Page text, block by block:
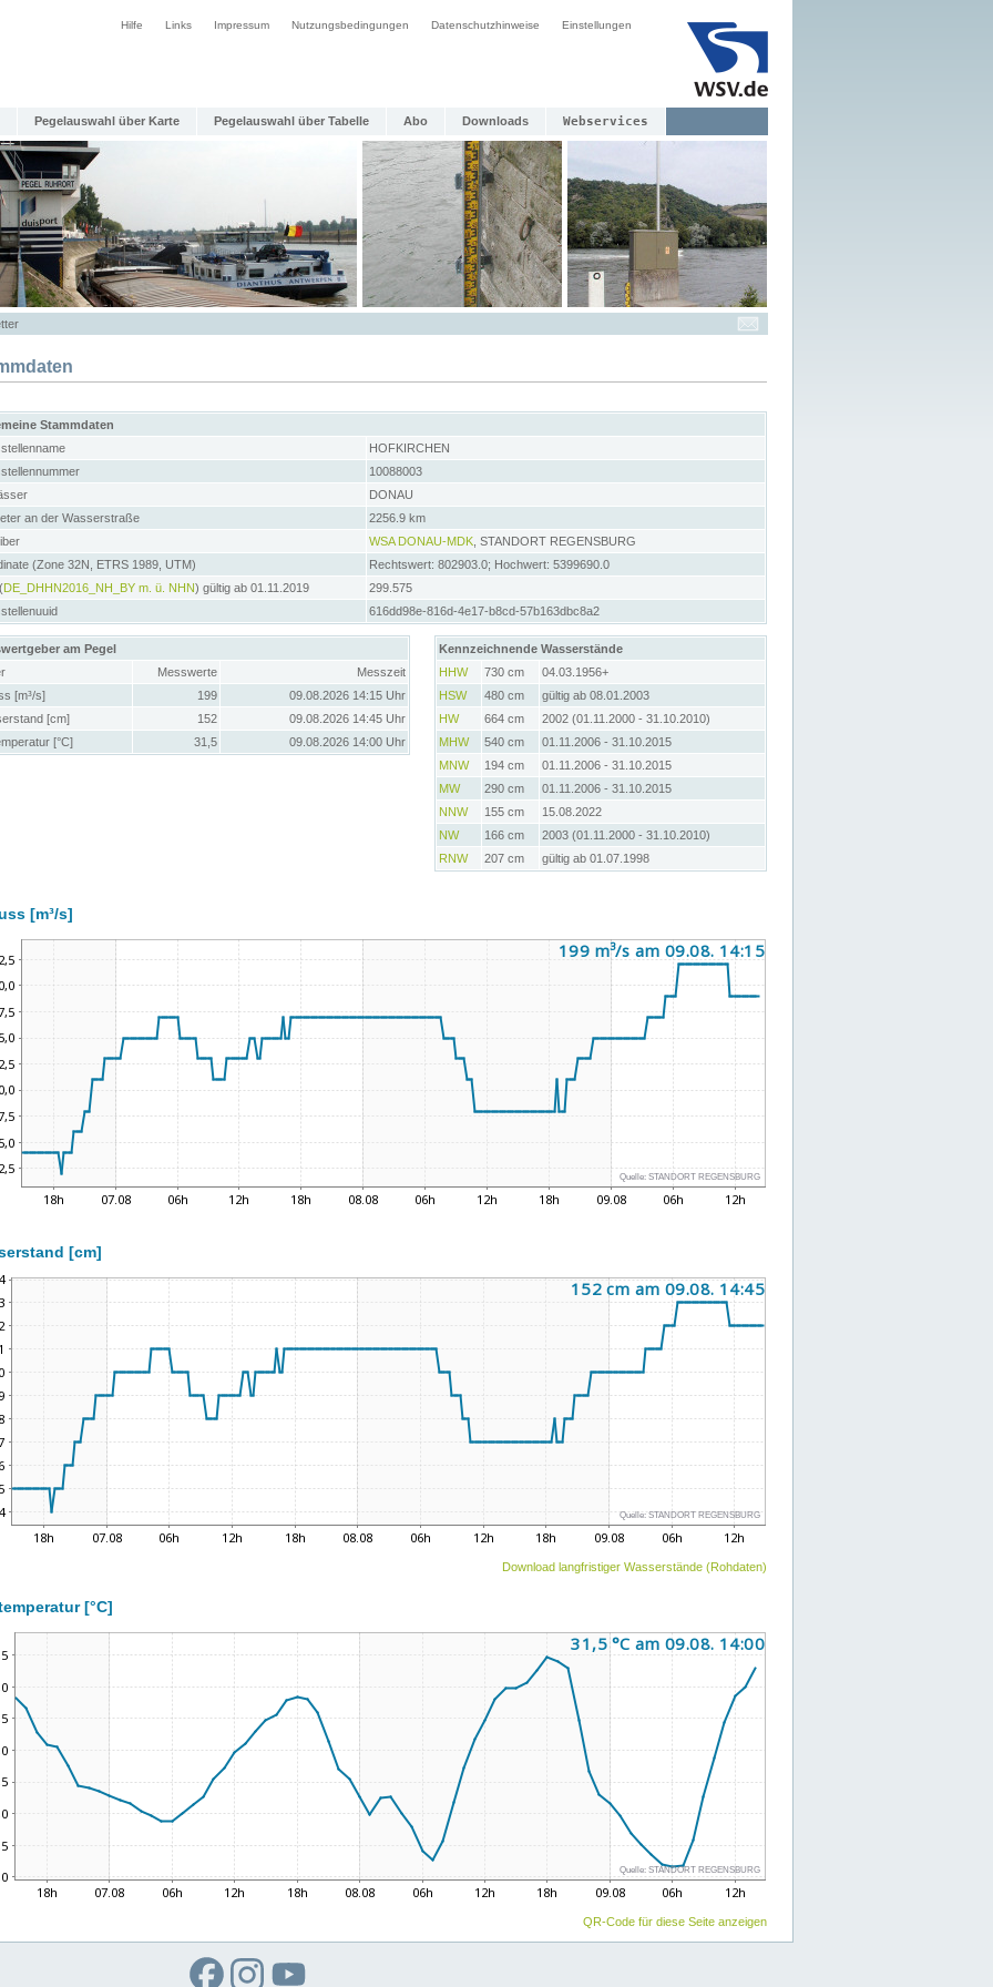
Hilfe Links Impressum Nutzungsbedingungen Datenschutzhinweise Einstellungen
Pegelauswahl über Karte Pegelauswahl über Tabelle Abo Downloads Webservices
Stammdaten
HOFKIRCHEN
10088003
DONAU
an der Wasserstraße
2256.9 km
WSA DONAU-MDK , STANDORT REGENSBURG
(Zone 32N, ETRS 1989, UTM)
Rechtswert: 802903.0; Hochwert: 5399690.0
DE_DHHN2016_NH_BY m. ü. NHN) gültig ab 01.11.2019
299.575
616dd98e-816d-4e17-b8cd-57b163dbc8a2
am Pegel
Messwerte
Messzeit
[m³/s]
199
09.08.2026 14:15 Uhr
[cm]
152
09.08.2026 14:45 Uhr
[°C]
31,5 09.08.2026 14:00 Uhr
Kennzeichnende Wasserstände
HHW
730 cm
04.03.1956+
HSW
480 cm
gültig ab 08.01.2003
HW
664 cm
2002 (01.11.2000 - 31.10.2010)
MHW
540 cm
01.11.2006 - 31.10.2015
MNW
194 cm
01.11.2006 - 31.10.2015
MW
290 cm
01.11.2006 - 31.10.2015
NNW
155 cm
15.08.2022
NW
166 cm
2003 (01.11.2000 - 31.10.2010)
RNW
207 cm gültig ab 01.07.1998
[m³/s]
[cm]
Download langfristiger Wasserstände (Rohdaten)
[°C]
QR-Code für diese Seite anzeigen